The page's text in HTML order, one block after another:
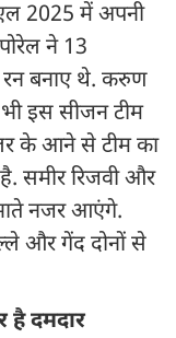
2025 में अपनी
ने 13
रन बनाए थे. करुण
भी इस सीजन टीम
के आने से टीम का
समीर रिजवी और
नजर आएंगे.
और गेंद दोनों से
दमदार